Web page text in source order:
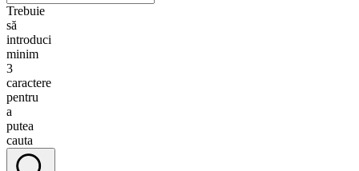
Trebuie
să
introduci
minim
3
caractere
pentru
a
putea
cauta